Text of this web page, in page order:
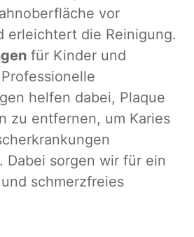
vor
erleichtert die Reinigung.
für Kinder und
helfen dabei, Plaque
zu entfernen, um Karies
Dabei sorgen wir für ein
schmerzfreies